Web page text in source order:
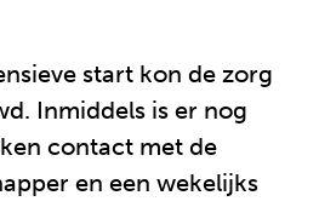
start kon de zorg
Inmiddels is er nog
contact met de
en een wekelijks